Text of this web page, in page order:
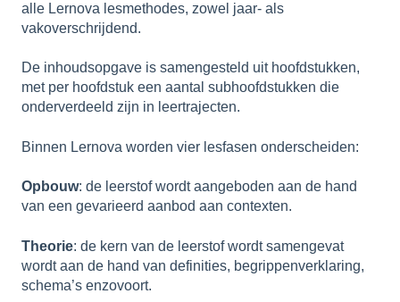
alle Lernova lesmethodes, zowel jaar- als
vakoverschrijdend.
De inhoudsopgave is samengesteld uit hoofdstukken,
met per hoofdstuk een aantal subhoofdstukken die
onderverdeeld zijn in leertrajecten.
Binnen Lernova worden vier lesfasen onderscheiden:
Opbouw: de leerstof wordt aangeboden aan de hand
van een gevarieerd aanbod aan contexten.
Theorie: de kern van de leerstof wordt samengevat
wordt aan de hand van definities, begrippenverklaring,
schema’s enzovoort.